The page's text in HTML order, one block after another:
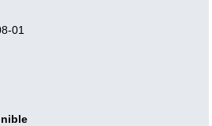
01